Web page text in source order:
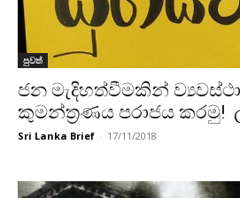
පුවත්
ජන මැදිහත්වීමකින්
කුමන්ත්‍රණය පරාජය කරමු!
Sri Lanka Brief - 17/11/2018